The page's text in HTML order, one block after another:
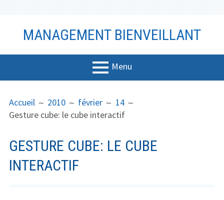
MANAGEMENT BIENVEILLANT
Menu
PRINCIPAL
Bien-être
Vidéo
Coaching
Communicati
D'ARIANE
Accueil 2010 février
14
Gesture cube: le cube interactif
GESTURE CUBE: LE CUBE
INTERACTIF